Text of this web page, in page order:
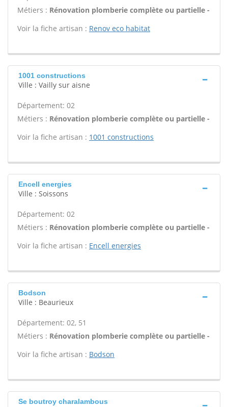
Métiers : Rénovation plomberie complète ou partielle -
Voir la fiche artisan : Renov eco habitat
1001 constructions
Ville : Vailly sur aisne
Département: 02
Métiers : Rénovation plomberie complète ou partielle -
Voir la fiche artisan : 1001 constructions
Encell energies
Ville : Soissons
Département: 02
Métiers : Rénovation plomberie complète ou partielle -
Voir la fiche artisan : Encell energies
Bodson
Ville : Beaurieux
Département: 02, 51
Métiers : Rénovation plomberie complète ou partielle -
Voir la fiche artisan : Bodson
Se boutroy charalambous